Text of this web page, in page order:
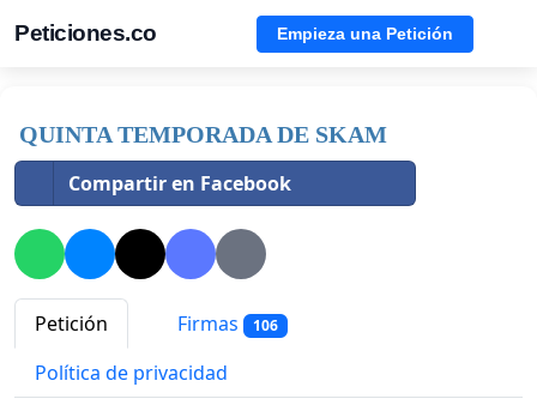
Peticiones.co Empieza una Petición
QUINTA TEMPORADA DE SKAM
Compartir en Facebook
Petición Firmas 106
Política de privacidad